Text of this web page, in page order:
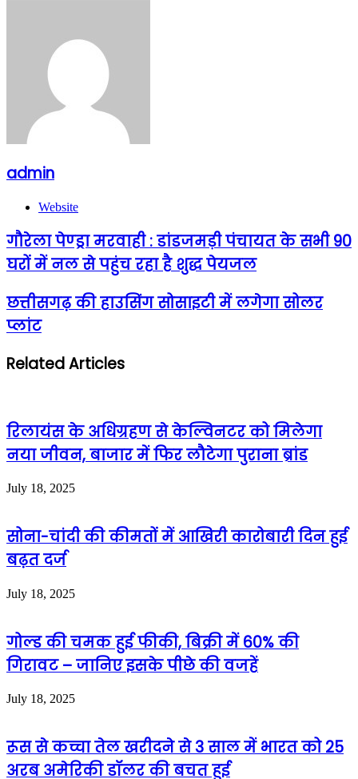
admin
Website
गौरेला पेण्ड्रा मरवाही : डांडजमड़ी पंचायत के सभी 90
घरों में नल से पहुंच रहा है शुद्ध पेयजल
छत्तीसगढ़ की हाउसिंग सोसाइटी में लगेगा सोलर
प्लांट
Related Articles
रिलायंस के अधिग्रहण से केल्विनटर को मिलेगा
नया जीवन, बाजार में फिर लौटेगा पुराना ब्रांड
July 18, 2025
सोना-चांदी की कीमतों में आखिरी कारोबारी दिन हुई
बढ़त दर्ज
July 18, 2025
गोल्ड की चमक हुई फीकी, बिक्री में 60% की
गिरावट – जानिए इसके पीछे की वजहें
July 18, 2025
रूस से कच्चा तेल खरीदने से 3 साल में भारत को 25
अरब अमेरिकी डॉलर की बचत हुई